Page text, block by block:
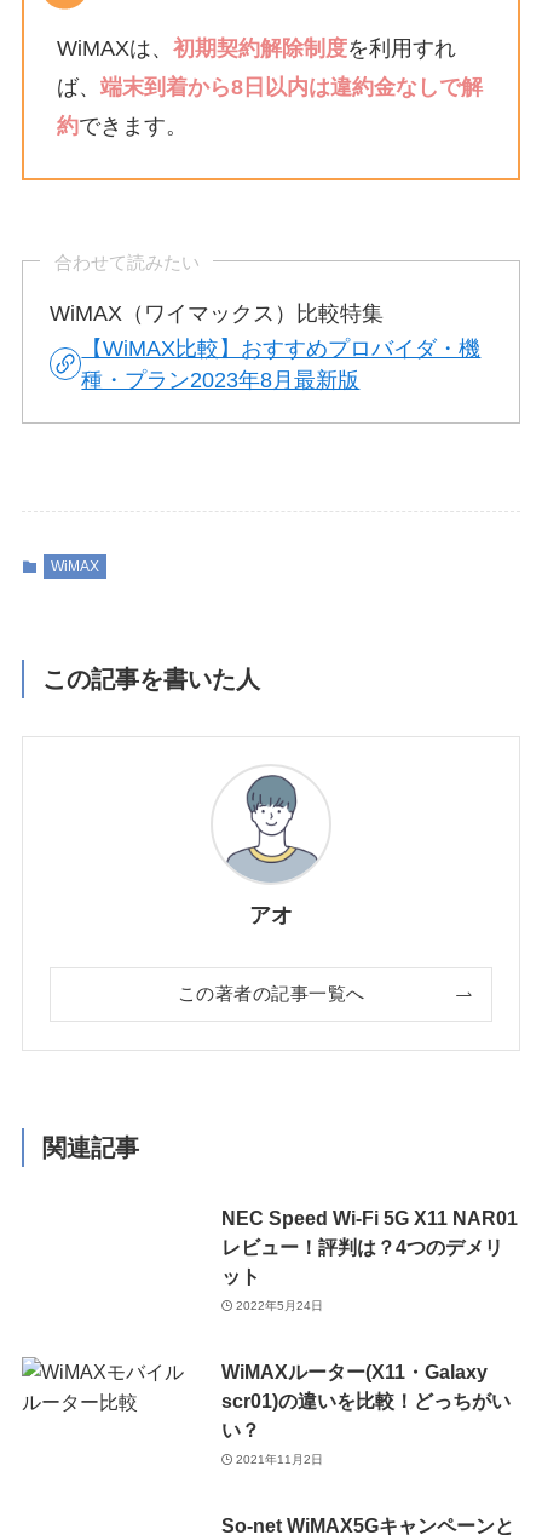
WiMAXは、 初期契約解除制度を利用すれ
ば、 端末到着から8日以内は違約金なしで解
約できます。
合わせて読みたい
WiMAX（ワイマックス）比較特集
【WiMAX比較】おすすめプロバイダ・機
種・プラン2023年8月最新版
WiMAX
この記事を書いた人
アオ
この著者の記事一覧へ
関連記事
NEC Speed Wi-Fi 5G X11 NAR01
レビュー！評判は？4つのデメリ
ット
2022年5月24日
WiMAXルーター(X11・Galaxy
scr01)の違いを比較！どっちがい
い？
2021年11月2日
So-net WiMAX5Gキャンペーンと